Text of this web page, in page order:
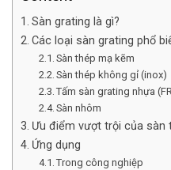
Sàn grating là gì?
Các loại sàn grating phổ
Sàn thép mạ kẽm
Sàn thép không gỉ (inox)
Tấm sàn grating nhựa
Sàn nhôm
Ưu điểm vượt trội của sàn
Ứng dụng
Trong công nghiệp